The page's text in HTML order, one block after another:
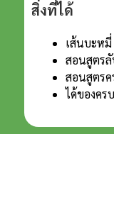
สิ่งที่ได้
เส้นบะห
สอนสูตรลั
สอนสูตรค
ได้ของคร